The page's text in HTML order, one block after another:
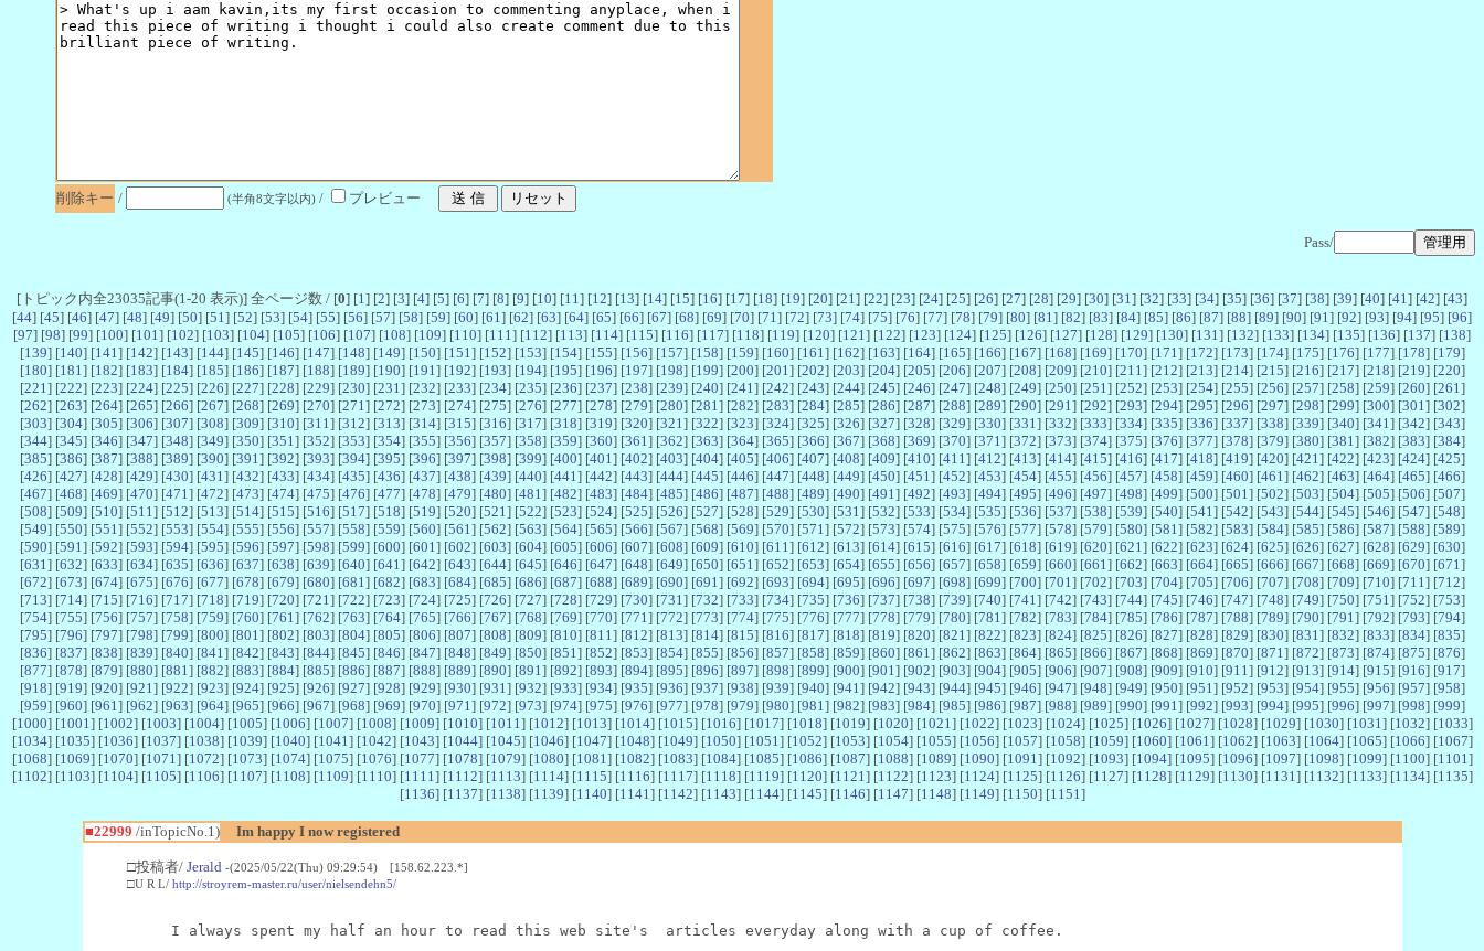
削除キー / (半角8文字以内) / プレビュー
Pass/
[トピック内全23035記事(1-20 表示)] 全ページ数 / [0] [1 ] [2] [3] [4] [5] [6] [7] [8] [9] [10] [11 ] [12] [13] [14] [15] [16] [17] [18] [19] [20] [21 ] [22] [23] [24] [25] [26] [27] [28] [29] [30] [31 ] [32] [33] [34] [35] [36] [37] [38] [39] [40] [41 ] [42] [43]
[44] [45] [46] [47] [48] [49] [50] [51 ] [52] [53] [54] [55] [56] [57] [58] [59] [60] [61 ] [62] [63] [64] [65] [66] [67] [68] [69] [70] [71 ] [72] [73] [74] [75] [76] [77] [78] [79] [80] [81 ] [82] [83] [84] [85] [86] [87] [88] [89] [90] [91 ] [92] [93] [94] [95] [96]
[97] [98] [99] [100] [101 ] [102] [103] [104] [105] [106] [107] [108] [109] [110] [111 ] [112] [113] [114] [115] [116] [117] [118] [119] [120] [121 ] [122] [123] [124] [125] [126] [127] [128] [129] [130] [131 ] [132] [133] [134] [135] [136] [137] [138]
[139] [140] [141 ] [142] [143] [144] [145] [146] [147] [148] [149] [150] [151 ] [152] [153] [154] [155] [156] [157] [158] [159] [160] [161 ] [162] [163] [164] [165] [166] [167] [168] [169] [170] [171 ] [172] [173] [174] [175] [176] [177] [178] [179]
[180] [181 ] [182] [183] [184] [185] [186] [187] [188] [189] [190] [191 ] [192] [193] [194] [195] [196] [197] [198] [199] [200] [201 ] [202] [203] [204] [205] [206] [207] [208] [209] [210] [211 ] [212] [213] [214] [215] [216] [217] [218] [219] [220]
[221 ] [222] [223] [224] [225] [226] [227] [228] [229] [230] [231 ] [232] [233] [234] [235] [236] [237] [238] [239] [240] [241 ] [242] [243] [244] [245] [246] [247] [248] [249] [250] [251 ] [252] [253] [254] [255] [256] [257] [258] [259] [260] [261 ]
[262] [263] [264] [265] [266] [267] [268] [269] [270] [271 ] [272] [273] [274] [275] [276] [277] [278] [279] [280] [281 ] [282] [283] [284] [285] [286] [287] [288] [289] [290] [291 ] [292] [293] [294] [295] [296] [297] [298] [299] [300] [301 ] [302]
[303] [304] [305] [306] [307] [308] [309] [310] [311 ] [312] [313] [314] [315] [316] [317] [318] [319] [320] [321 ] [322] [323] [324] [325] [326] [327] [328] [329] [330] [331 ] [332] [333] [334] [335] [336] [337] [338] [339] [340] [341 ] [342] [343]
[344] [345] [346] [347] [348] [349] [350] [351 ] [352] [353] [354] [355] [356] [357] [358] [359] [360] [361 ] [362] [363] [364] [365] [366] [367] [368] [369] [370] [371 ] [372] [373] [374] [375] [376] [377] [378] [379] [380] [381 ] [382] [383] [384]
[385] [386] [387] [388] [389] [390] [391 ] [392] [393] [394] [395] [396] [397] [398] [399] [400] [401 ] [402] [403] [404] [405] [406] [407] [408] [409] [410] [411 ] [412] [413] [414] [415] [416] [417] [418] [419] [420] [421 ] [422] [423] [424] [425]
[426] [427] [428] [429] [430] [431 ] [432] [433] [434] [435] [436] [437] [438] [439] [440] [441 ] [442] [443] [444] [445] [446] [447] [448] [449] [450] [451 ] [452] [453] [454] [455] [456] [457] [458] [459] [460] [461 ] [462] [463] [464] [465] [466]
[467] [468] [469] [470] [471 ] [472] [473] [474] [475] [476] [477] [478] [479] [480] [481 ] [482] [483] [484] [485] [486] [487] [488] [489] [490] [491 ] [492] [493] [494] [495] [496] [497] [498] [499] [500] [501 ] [502] [503] [504] [505] [506] [507]
[508] [509] [510] [511 ] [512] [513] [514] [515] [516] [517] [518] [519] [520] [521 ] [522] [523] [524] [525] [526] [527] [528] [529] [530] [531 ] [532] [533] [534] [535] [536] [537] [538] [539] [540] [541 ] [542] [543] [544] [545] [546] [547] [548]
[549] [550] [551 ] [552] [553] [554] [555] [556] [557] [558] [559] [560] [561 ] [562] [563] [564] [565] [566] [567] [568] [569] [570] [571 ] [572] [573] [574] [575] [576] [577] [578] [579] [580] [581 ] [582] [583] [584] [585] [586] [587] [588] [589]
[590] [591 ] [592] [593] [594] [595] [596] [597] [598] [599] [600] [601 ] [602] [603] [604] [605] [606] [607] [608] [609] [610] [611 ] [612] [613] [614] [615] [616] [617] [618] [619] [620] [621 ] [622] [623] [624] [625] [626] [627] [628] [629] [630]
[631 ] [632] [633] [634] [635] [636] [637] [638] [639] [640] [641 ] [642] [643] [644] [645] [646] [647] [648] [649] [650] [651 ] [652] [653] [654] [655] [656] [657] [658] [659] [660] [661 ] [662] [663] [664] [665] [666] [667] [668] [669] [670] [671 ]
[672] [673] [674] [675] [676] [677] [678] [679] [680] [681 ] [682] [683] [684] [685] [686] [687] [688] [689] [690] [691 ] [692] [693] [694] [695] [696] [697] [698] [699] [700] [701 ] [702] [703] [704] [705] [706] [707] [708] [709] [710] [711 ] [712]
[713] [714] [715] [716] [717] [718] [719] [720] [721 ] [722] [723] [724] [725] [726] [727] [728] [729] [730] [731 ] [732] [733] [734] [735] [736] [737] [738] [739] [740] [741 ] [742] [743] [744] [745] [746] [747] [748] [749] [750] [751 ] [752] [753]
[754] [755] [756] [757] [758] [759] [760] [761 ] [762] [763] [764] [765] [766] [767] [768] [769] [770] [771 ] [772] [773] [774] [775] [776] [777] [778] [779] [780] [781 ] [782] [783] [784] [785] [786] [787] [788] [789] [790] [791 ] [792] [793] [794]
[795] [796] [797] [798] [799] [800] [801 ] [802] [803] [804] [805] [806] [807] [808] [809] [810] [811 ] [812] [813] [814] [815] [816] [817] [818] [819] [820] [821 ] [822] [823] [824] [825] [826] [827] [828] [829] [830] [831 ] [832] [833] [834] [835]
[836] [837] [838] [839] [840] [841 ] [842] [843] [844] [845] [846] [847] [848] [849] [850] [851 ] [852] [853] [854] [855] [856] [857] [858] [859] [860] [861 ] [862] [863] [864] [865] [866] [867] [868] [869] [870] [871 ] [872] [873] [874] [875] [876]
[877] [878] [879] [880] [881 ] [882] [883] [884] [885] [886] [887] [888] [889] [890] [891 ] [892] [893] [894] [895] [896] [897] [898] [899] [900] [901 ] [902] [903] [904] [905] [906] [907] [908] [909] [910] [911 ] [912] [913] [914] [915] [916] [917]
[918] [919] [920] [921 ] [922] [923] [924] [925] [926] [927] [928] [929] [930] [931 ] [932] [933] [934] [935] [936] [937] [938] [939] [940] [941 ] [942] [943] [944] [945] [946] [947] [948] [949] [950] [951 ] [952] [953] [954] [955] [956] [957] [958]
[959] [960] [961 ] [962] [963] [964] [965] [966] [967] [968] [969] [970] [971 ] [972] [973] [974] [975] [976] [977] [978] [979] [980] [981 ] [982] [983] [984] [985] [986] [987] [988] [989] [990] [991 ] [992] [993] [994] [995] [996] [997] [998] [999]
[1000] [1001 ] [1002] [1003] [1004] [1005] [1006] [1007] [1008] [1009] [1010] [1011 ] [1012] [1013] [1014] [1015] [1016] [1017] [1018] [1019] [1020] [1021 ] [1022] [1023] [1024] [1025] [1026] [1027] [1028] [1029] [1030] [1031 ] [1032] [1033]
[1034] [1035] [1036] [1037] [1038] [1039] [1040] [1041 ] [1042] [1043] [1044] [1045] [1046] [1047] [1048] [1049] [1050] [1051 ] [1052] [1053] [1054] [1055] [1056] [1057] [1058] [1059] [1060] [1061 ] [1062] [1063] [1064] [1065] [1066] [1067]
[1068] [1069] [1070] [1071 ] [1072] [1073] [1074] [1075] [1076] [1077] [1078] [1079] [1080] [1081 ] [1082] [1083] [1084] [1085] [1086] [1087] [1088] [1089] [1090] [1091 ] [1092] [1093] [1094] [1095] [1096] [1097] [1098] [1099] [1100] [1101 ]
[1102] [1103] [1104] [1105] [1106] [1107] [1108] [1109] [1110] [1111 ] [1112] [1113] [1114] [1115] [1116] [1117] [1118] [1119] [1120] [1121 ] [1122] [1123] [1124] [1125] [1126] [1127] [1128] [1129] [1130] [1131 ] [1132] [1133] [1134] [1135]
[1136] [1137] [1138] [1139] [1140] [1141 ] [1142] [1143] [1144] [1145] [1146] [1147] [1148] [1149] [1150] [1151 ]
■22999 /inTopicNo.1) Im happy I now registered
□投稿者/ Jerald -(2025/05/22(Thu) 09:29:54) [158.62.223.*]
□U R L/ http://stroyrem-master.ru/user/nielsendehn5/
I always spent my half an hour to read this web site's  articles everyday along with a cup of coffee.